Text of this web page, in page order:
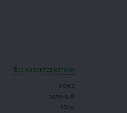
Все характеристики
кожа
зеленый
10см